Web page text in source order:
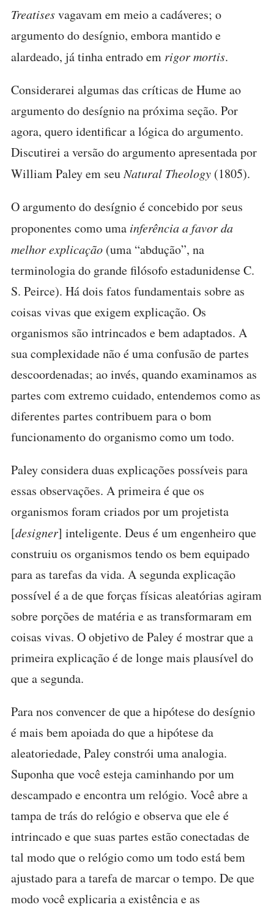
Treatisesvagavam em meio a cadáveres; o
argumento do desígnio, embora mantido e
alardeado, já tinha entrado em rigor mortis.
Considerarei algumas das críticas de Hume ao
argumento do desígnio na próxima seção. Por
agora, quero identificar a lógica do argumento.
Discutirei a versão do argumento apresentada por
William Paley em seuNatural Theology (1805).
O argumento do desígnio é concebido por seus
proponentes como uma inferência a favor da
melhor explicação (uma “abdução”, na
terminologia do grande filósofo estadunidense C.
S. Peirce). Há dois fatos fundamentais sobre as
coisas vivas que exigem explicação. Os
organismos são intrincados e bem adaptados. A
sua complexidade não é uma confusão de partes
descoordenadas; ao invés, quando examinamos as
partes com extremo cuidado, entendemos como as
diferentes partes contribuem para o bom
funcionamento do organismo como um todo.
Paley considera duas explicações possíveis para
essas observações. A primeira é que os
organismos foram criados por um projetista
[designer] inteligente. Deus é um engenheiro que
construiu os organismos tendo os bem equipado
para as tarefas da vida. A segunda explicação
possível é a de que forças físicas aleatórias agiram
sobre porções de matéria e as transformaram em
coisas vivas. O objetivo de Paley é mostrar que a
primeira explicação é de longe mais plausível do
que a segunda.
Para nos convencer de que a hipótese do desígnio
é mais bem apoiada do que a hipótese da
aleatoriedade, Paley constrói uma analogia.
Suponha que você esteja caminhando por um
descampado e encontra um relógio. Você abre a
tampa de trás do relógio e observa que ele é
intrincado e que suas partes estão conectadas de
tal modo que o relógio como um todo está bem
ajustado para a tarefa de marcar o tempo. De que
modo você explicaria a existência e as